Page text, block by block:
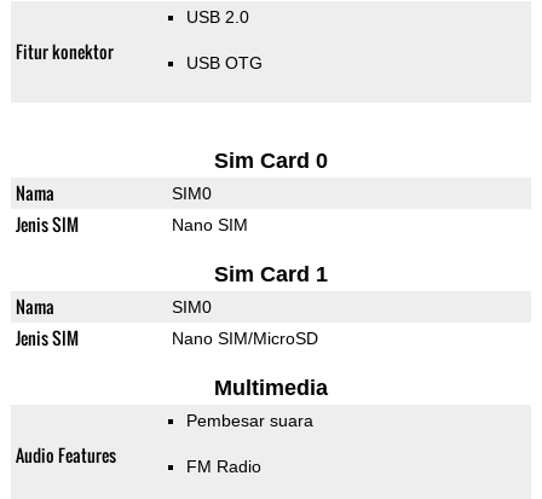
Fitur konektor
USB 2.0
USB OTG
Sim Card 0
Nama SIM0
Jenis SIM Nano SIM
Sim Card 1
Nama SIM0
Jenis SIM Nano SIM/MicroSD
Multimedia
Audio Features
Pembesar suara
FM Radio